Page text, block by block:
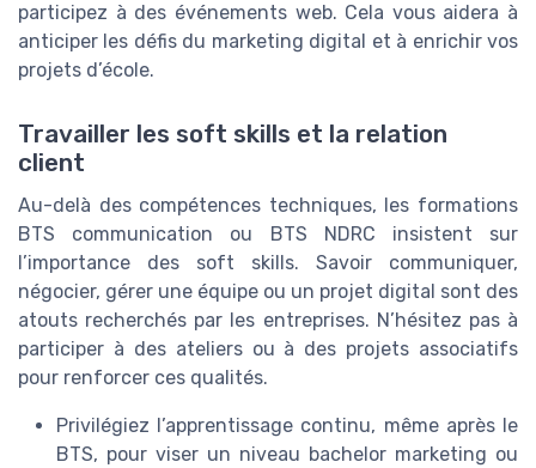
participez à des événements web. Cela vous aidera à
anticiper les défis du marketing digital et à enrichir vos
projets d’école.
Travailler les soft skills et la relation
client
Au-delà des compétences techniques, les formations
BTS communication ou BTS NDRC insistent sur
l’importance des soft skills. Savoir communiquer,
négocier, gérer une équipe ou un projet digital sont des
atouts recherchés par les entreprises. N’hésitez pas à
participer à des ateliers ou à des projets associatifs
pour renforcer ces qualités.
Privilégiez l’apprentissage continu, même après le
BTS, pour viser un niveau bachelor marketing ou